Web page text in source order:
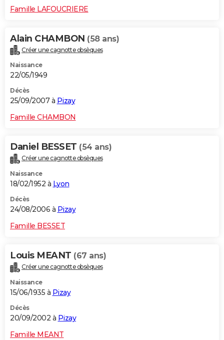
Famille LAFOUCRIERE
Alain CHAMBON (58 ans)
Créer une cagnotte obsèques
Naissance
22/05/1949
Décès
25/09/2007 à Pizay
Famille CHAMBON
Daniel BESSET (54 ans)
Créer une cagnotte obsèques
Naissance
18/02/1952 à Lyon
Décès
24/08/2006 à Pizay
Famille BESSET
Louis MEANT (67 ans)
Créer une cagnotte obsèques
Naissance
15/06/1935 à Pizay
Décès
20/09/2002 à Pizay
Famille MEANT